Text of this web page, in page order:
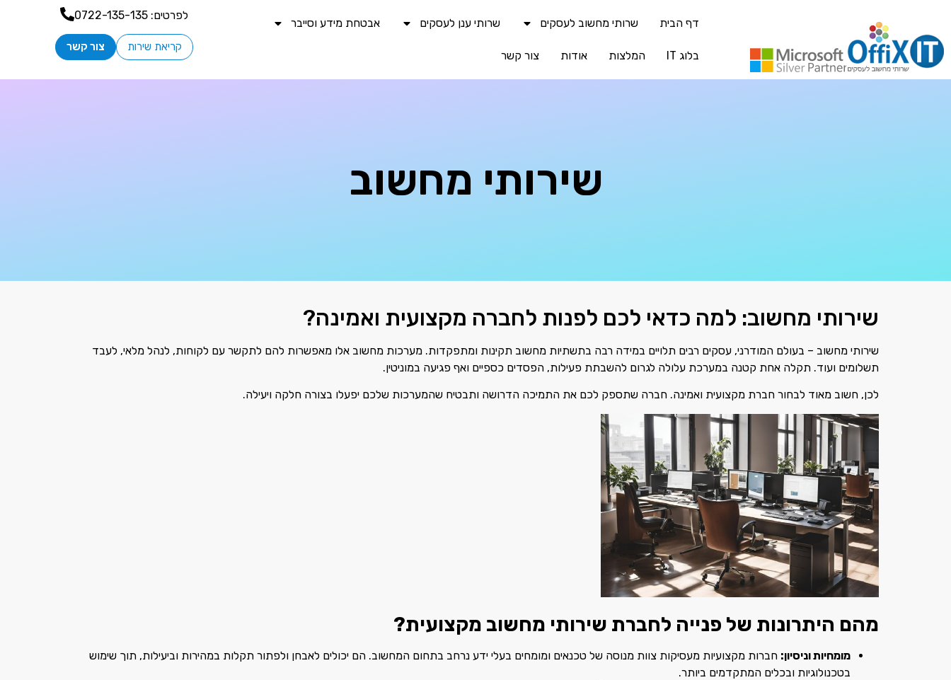
דף הבית שרותי מחשוב לעסקים שרותי ענן לעסקים אבטחת מידע וסייבר
בלוג IT המלצות אודות צור קשר
לפרטים: 0722-135-135
צור קשר קריאת שירות
שירותי מחשוב
שירותי מחשוב: למה כדאי לכם לפנות לחברה מקצועית ואמינה?
שירותי מחשוב – בעולם המודרני, עסקים רבים תלויים במידה רבה בתשתיות מחשוב תקינות ומתפקדות. מערכות מחשוב אלו מאפשרות להם לתקשר עם לקוחות, לנהל מלאי, לעבד
תשלומים ועוד. תקלה אחת קטנה במערכת עלולה לגרום להשבתת פעילות, הפסדים כספיים ואף פגיעה במוניטין.
לכן, חשוב מאוד לבחור חברת מקצועית ואמינה. חברה שתספק לכם את התמיכה הדרושה ותבטיח שהמערכות שלכם יפעלו בצורה חלקה ויעילה.
מהם היתרונות של פנייה לחברת שירותי מחשוב מקצועית?
מומחיות וניסיון: חברות מקצועיות מעסיקות צוות מנוסה של טכנאים ומומחים בעלי ידע נרחב בתחום המחשוב. הם יכולים לאבחן ולפתור תקלות במהירות וביעילות, תוך שימוש
בטכנולוגיות ובכלים המתקדמים ביותר.